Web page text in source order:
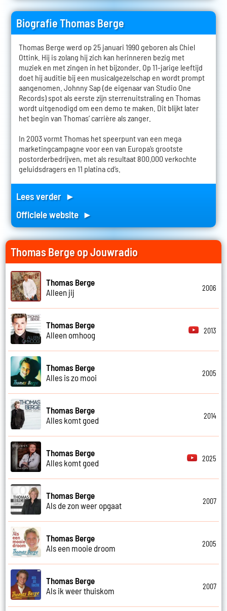
Biografie Thomas Berge
Thomas Berge werd op 25 januari 1990 geboren als Chiel
Ottink. Hij is zolang hij zich kan herinneren bezig met
muziek en met zingen in het bijzonder. Op 11-jarige leeftijd
doet hij auditie bij een musicalgezelschap en wordt prompt
aangenomen. Johnny Sap (de eigenaar van Studio One
Records) spot als eerste zijn sterrenuitstraling en Thomas
wordt uitgenodigd om een demo te maken. Dit blijkt later
het begin van Thomas’ carrière als zanger.
In 2003 vormt Thomas het speerpunt van een mega
marketingcampagne voor een van Europa’s grootste
postorderbedrijven, met als resultaat 800.000 verkochte
geluidsdragers en 11 platina cd’s.
Lees verder ►
Officiele website ►
Thomas Berge op Jouwradio
Thomas Berge
Alleen jij
2006
Thomas Berge
Alleen omhoog
2013
Thomas Berge
Alles is zo mooi
2005
Thomas Berge
Alles komt goed
2014
Thomas Berge
Alles komt goed
2025
Thomas Berge
Als de zon weer opgaat
2007
Thomas Berge
Als een mooie droom
2005
Thomas Berge
Als ik weer thuiskom
2007